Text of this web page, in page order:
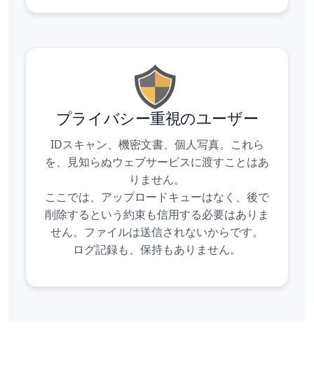
プライバシー重視のユーザー
IDスキャン、機密文書、個人写真。これら
を、見知らぬウェブサービスに渡すことはあ
りません。
ここでは、アップロードキューはなく、後で
削除するという約束も信用する必要はありま
せん。ファイルは送信されないからです。
ログ記録も、保持もありません。